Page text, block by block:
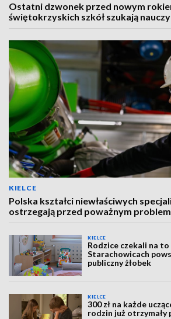
Ostatni dzwonek przed nowym
świętokrzyskich szkół szukają
KIELCE
Polska kształci niewłaściwych
ostrzegają przed poważnym
KIELCE
Rodzice czekali na
Starachowicach
publiczny żłobek
KIELCE
300 zł na każde
rodzin już otrzymały